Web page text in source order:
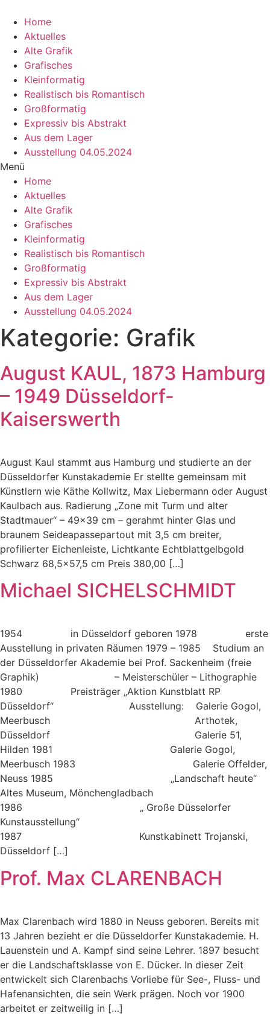
Inhalt
wechseln
Home
Aktuelles
Alte Grafik
Grafisches
Kleinformatig
Realistisch bis Romantisch
Großformatig
Expressiv bis Abstrakt
Aus dem Lager
Ausstellung 04.05.2024
Menü
Home
Aktuelles
Alte Grafik
Grafisches
Kleinformatig
Realistisch bis Romantisch
Großformatig
Expressiv bis Abstrakt
Aus dem Lager
Ausstellung 04.05.2024
Kategorie: Grafik
August KAUL, 1873 Hamburg
– 1949 Düsseldorf-
Kaiserswerth
August Kaul stammt aus Hamburg und studierte an der
Düsseldorfer Kunstakademie Er stellte gemeinsam mit
Künstlern wie Käthe Kollwitz, Max Liebermann oder August
Kaulbach aus. Radierung „Zone mit Turm und alter
Stadtmauer“ – 49×39 cm – gerahmt hinter Glas und
braunem Seideapassepartout mit 3,5 cm breiter,
profilierter Eichenleiste, Lichtkante Echtblattgelbgold
Schwarz 68,5×57,5 cm Preis 380,00 […]
Michael SICHELSCHMIDT
1954 in Düsseldorf geboren 1978 erste
Ausstellung in privaten Räumen 1979 – 1985 Studium an
der Düsseldorfer Akademie bei Prof. Sackenheim (freie
Graphik) – Meisterschüler – Lithographie
1980 Preisträger „Aktion Kunstblatt RP
Düsseldorf“ Ausstellung: Galerie Gogol,
Meerbusch Arthotek,
Düsseldorf Galerie 51,
Hilden 1981 Galerie Gogol,
Meerbusch 1983 Galerie Offelder,
Neuss 1985 „Landschaft heute“
Altes Museum, Mönchengladbach
1986 „ Große Düsselorfer
Kunstausstellung“
1987 Kunstkabinett Trojanski,
Düsseldorf […]
Prof. Max CLARENBACH
Max Clarenbach wird 1880 in Neuss geboren. Bereits mit
13 Jahren bezieht er die Düsseldorfer Kunstakademie. H.
Lauenstein und A. Kampf sind seine Lehrer. 1897 besucht
er die Landschaftsklasse von E. Dücker. In dieser Zeit
entwickelt sich Clarenbachs Vorliebe für See-, Fluss- und
Hafenansichten, die sein Werk prägen. Noch vor 1900
arbeitet er zeitweilig in […]